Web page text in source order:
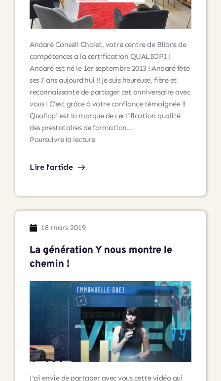
Andaré Conseil Cholet, votre centre de Bilans de
compétences a la certification QUALIOPI !
Andaré est né le 1er septembre 2013 ! Andaré fête
ses 7 ans aujourd’hui !! Je suis heureuse, fière et
reconnaissante de partager cet anniversaire avec
vous ! C’est grâce à votre confiance témoignée !!
Qualiopi est la marque de certification qualité
des prestataires de formation…
Poursuivre la lectureVotre
compétences
Andaré
certifié
Lire l'article
18 mars 2019
La génération Y nous montre le
chemin !
J'ai envie de partager avec vous cette vidéo qui